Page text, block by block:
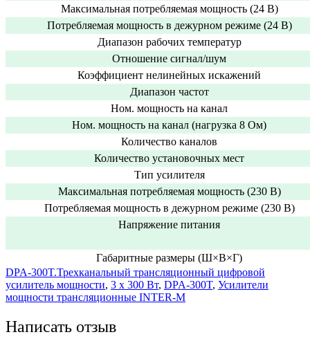
Максимальная потребляемая мощность (24 В)
Потребляемая мощность в дежурном режиме (24 В)
Диапазон рабочих температур
Отношение сигнал/шум
Коэффициент нелинейных искажений
Диапазон частот
Ном. мощность на канал
Ном. мощность на канал (нагрузка 8 Ом)
Количество каналов
Количество установочных мест
Тип усилителя
Максимальная потребляемая мощность (230 В)
Потребляемая мощность в дежурном режиме (230 В)
Напряжение питания
Габаритные размеры (Ш×В×Г)
DPA-300T.Трехканальный трансляционный цифровой
усилитель мощности, 3 х 300 Вт, DPA-300T, Усилители
мощности трансляционные INTER-M
Написать отзыв